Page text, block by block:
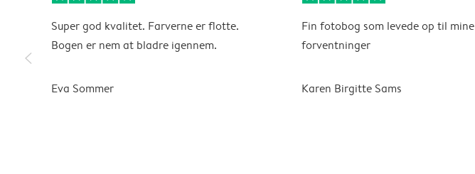
slim_arrow_left
Super god kvalitet. Farverne er flotte.
Bogen er nem at bladre igennem.
Eva Sommer
Fin fotobog som levede op til mine
forventninger
Karen Birgitte Sams